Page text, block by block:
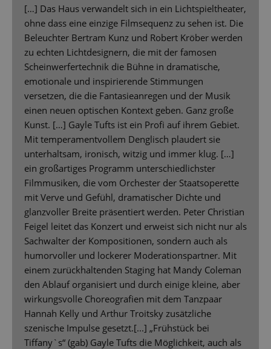
[…] Das Haus verwandelt sich in ein Lichtspieltheater,
ohne dass eine einzige Filmsequenz zu sehen ist. Die
Beleuchter Bertram Kunz und Robert Kröber werden
zu echten Lichtdesignern, die mit der famosen
Scheinwerfertechnik die Bühne in dramatische,
emotionale und inspirierende Stimmungen
versetzen, die die Fantasieanregen und der Musik
einen neuen optischen Kontext geben. Ganz große
Kunst. […] Gayle Tufts ist ein Profi auf ihrem Gebiet.
Mit temperamentvollem Denglisch plaudert sie
unterhaltsam, ironisch, witzig und immer klug. […]
ein großartiges Programm unterschiedlichster
Filmmusiken, die vom Orchester der Staatsoperette
mit Verve und Gefühl, dramatischer Dichte und
glanzvoller Breite präsentiert werden. Peter Christian
Feigel leitet das Konzert und erweist sich nicht nur als
Sachwalter der Kompositionen, sondern auch als
humorvoller und lockerer Moderationspartner. Mit
einem zurückhaltenden Staging hat Mandy Coleman
den Ablauf organisiert und durch einige kleine, aber
wirkungsvolle Choreografien mit dem Tanzpaar
Hannah Kelly und Arthur Troitsky zusätzliche
szenische Impulse gesetzt.[...] „Frühstück bei
Tiffany`s“ (gab) Gayle Tufts die Möglichkeit, auch als